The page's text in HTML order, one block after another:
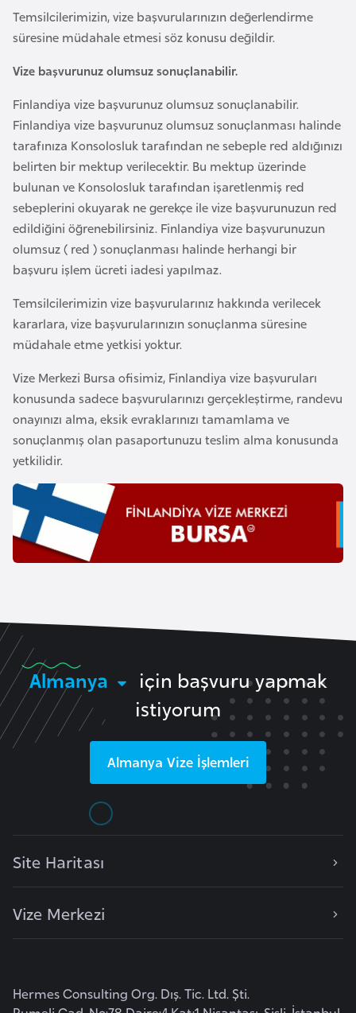
Temsilcilerimizin, vize başvurularınızın değerlendirme
süresine müdahale etmesi söz konusu değildir.
Vize başvurunuz olumsuz sonuçlanabilir.
Finlandiya vize başvurunuz olumsuz sonuçlanabilir.
Finlandiya vize başvurunuz olumsuz sonuçlanması halinde
tarafınıza Konsolosluk tarafından ne sebeple red aldığınızı
belirten bir mektup verilecektir. Bu mektup üzerinde
bulunan ve Konsolosluk tarafından işaretlenmiş red
sebeplerini okuyarak ne gerekçe ile vize başvurunuzun red
edildiğini öğrenebilirsiniz. Finlandiya vize başvurunuzun
olumsuz ( red ) sonuçlanması halinde herhangi bir
başvuru işlem ücreti iadesi yapılmaz.
Temsilcilerimizin vize başvurularınız hakkında verilecek
kararlara, vize başvurularınızın sonuçlanma süresine
müdahale etme yetkisi yoktur.
Vize Merkezi Bursa ofisimiz, Finlandiya vize başvuruları
konusunda sadece başvurularınızı gerçekleştirme, randevu
onayınızı alma, eksik evraklarınızı tamamlama ve
sonuçlanmış olan pasaportunuzu teslim alma konusunda
yetkilidir.
Almanya
için başvuru yapmak
istiyorum
Almanya Vize İşlemleri
Site Haritası
Vize Merkezi
Hermes Consulting Org. Dış. Tic. Ltd. Şti.
l
i
F
i
n
l
a
n
d
i
y
a
F
r
a
n
s
a
G
a
o
n
b
i
y
a
G
n
s